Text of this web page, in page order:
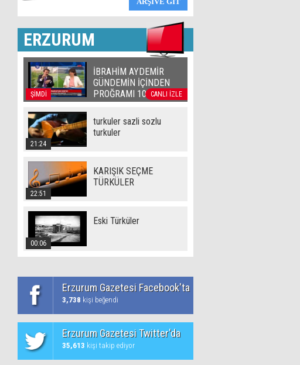
ERZURUM
ŞİMDİ CANLI İZLE
İBRAHİM AYDEMİR
GÜNDEMİN İÇİNDEN
PROĞRAMI 10 04 2018
21:24
turkuler sazli sozlu
turkuler
22:51
KARIŞIK SEÇME
TÜRKÜLER
00:06
Eski Türküler
Erzurum Gazetesi Facebook'ta
3,738 kişi beğendi
Erzurum Gazetesi Twitter'da
35,613 kişi takip ediyor